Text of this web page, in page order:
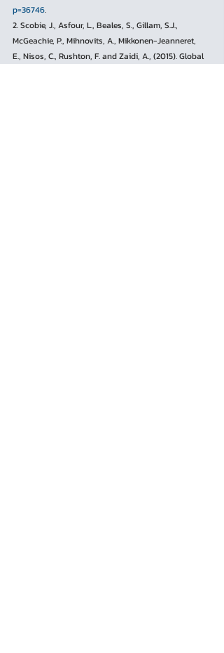
p=36746.
2. Scobie, J., Asfour, L., Beales, S., Gillam, S.J.,
McGeachie, P., Mihnovits, A., Mikkonen-Jeanneret,
E., Nisos, C., Rushton, F. and Zaidi, A., (2015). Global